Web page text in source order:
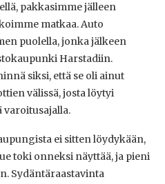
pakkasimme jälleen
matkaa. Auto
puolella, jonka jälkeen
Harstadiin.
siksi, että se oli ainut
välissä, josta löytyi
varoitusajalla.
ei sitten löydykään,
toki onneksi näyttää, ja pieni
Sydäntäraastavinta